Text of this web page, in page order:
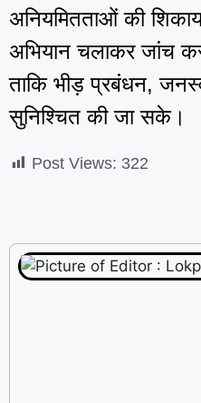
अनियमितताओं की
अभियान चलाकर जांच
ताकि भीड़ प्रबंधन,
सुनिश्चित की जा सके।
Post Views: 322